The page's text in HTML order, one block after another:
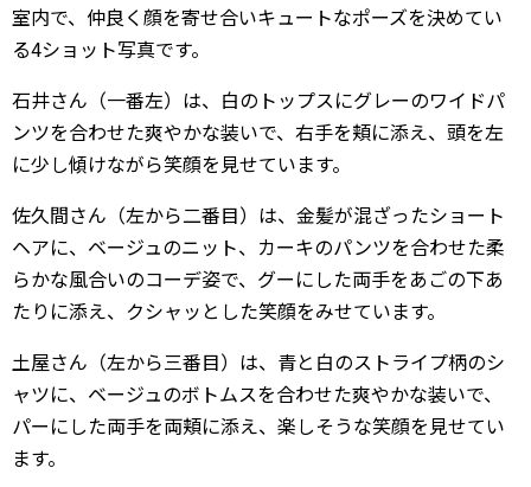
室内で、仲良く顔を寄せ合いキュートなポーズを決めてい
る4ショット写真です。
石井さん（一番左）は、白のトップスにグレーのワイドパ
ンツを合わせた爽やかな装いで、右手を頬に添え、頭を左
に少し傾けながら笑顔を見せています。
佐久間さん（左から二番目）は、金髪が混ざったショート
ヘアに、ベージュのニット、カーキのパンツを合わせた柔
らかな風合いのコーデ姿で、グーにした両手をあごの下あ
たりに添え、クシャッとした笑顔をみせています。
土屋さん（左から三番目）は、青と白のストライプ柄のシ
ャツに、ベージュのボトムスを合わせた爽やかな装いで、
パーにした両手を両頬に添え、楽しそうな笑顔を見せてい
ます。